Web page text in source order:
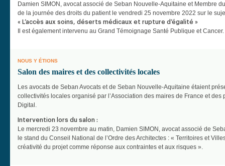
Damien SIMON, avocat associé de Seban Nouvelle-Aquitaine et Membre
de la journée des droits du patient le vendredi 25 novembre 2022 sur le
« L’accès aux soins, déserts médicaux et rupture d’égalité »
Il est également intervenu au Grand Témoignage Santé Publique et Cancer.
NOUS Y ÉTIONS
Salon des maires et des collectivités locales
Les avocats de Seban Avocats et de Seban Nouvelle-Aquitaine étaient
collectivités locales organisé par l’Association des maires de France et des
Digital.
Intervention lors du salon :
Le mercredi 23 novembre au matin, Damien SIMON, avocat associé de
le stand du Conseil National de l’Ordre des Architectes : « Territoires et
créativité du projet comme réponse aux contraintes et aux risques ».